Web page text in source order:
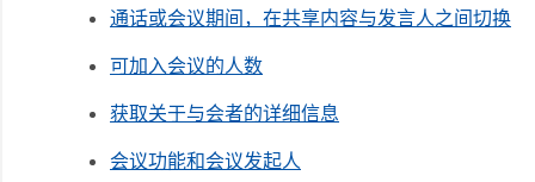
通话或会议期间，在共享内容与发言人之间切换
可加入会议的人数
获取关于与会者的详细信息
会议功能和会议发起人